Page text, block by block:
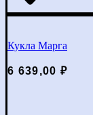
Кукла Марга
6 639,00 ₽